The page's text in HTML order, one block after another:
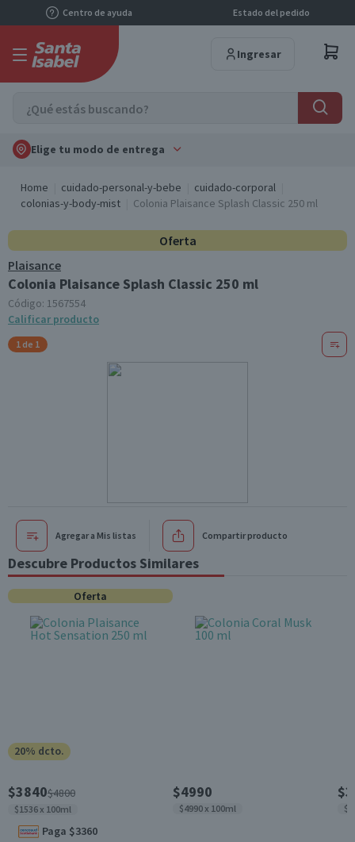
Centro de ayuda Estado del pedido
Ingresar
Elige tu modo de entrega
Home cuidado-personal-y-bebe
cuidado-corporal
colonias-y-body-mist
Colonia Plaisance Splash Classic 250 ml
Oferta
Plaisance
Colonia Plaisance Splash Classic 250 ml
Código: 1567554
Calificar producto
1 de 1
Agregar a Mis listas Compartir producto
Descubre Productos Similares
Oferta
20% dcto.
$3840$4800
$1536 x 100ml
Paga $3360
$4990
$4990 x 100ml